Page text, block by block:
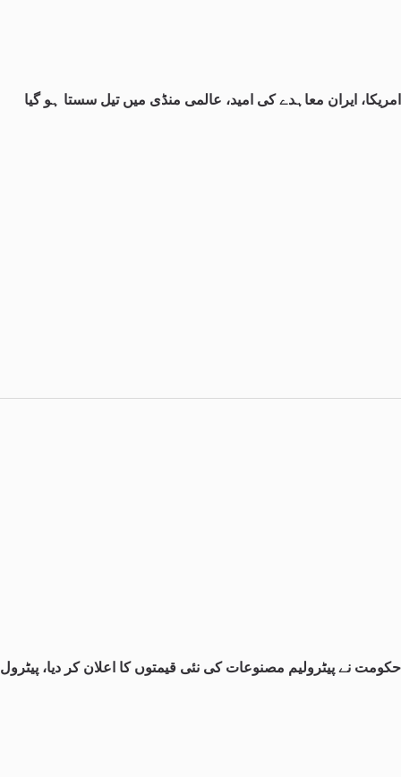
امریکا، ایران معاہدے کی امید، عالمی منڈی میں تیل سستا ہو گیا
حکومت نے پیٹرولیم مصنوعات کی نئی قیمتوں کا اعلان کر دیا،